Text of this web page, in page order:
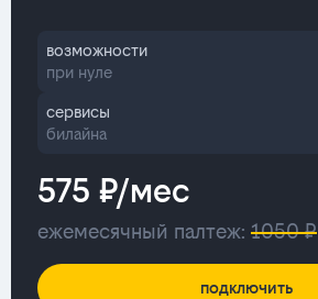
возможности
при нуле
сервисы
билайна
575 ₽/мес
ежемесячный палтеж: 1050 ₽
подключить